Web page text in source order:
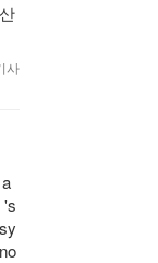
사
's